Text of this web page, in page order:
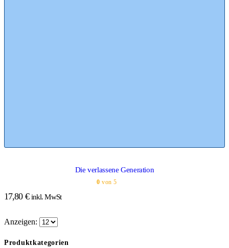
Die verlassene Generation
0 von 5
17,80 € inkl. MwSt
Anzeigen:
Produktkategorien